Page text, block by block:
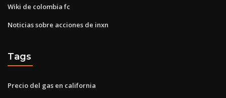
Wiki de colombia fc
Noticias sobre acciones de inxn
Tags
Precio del gas en california